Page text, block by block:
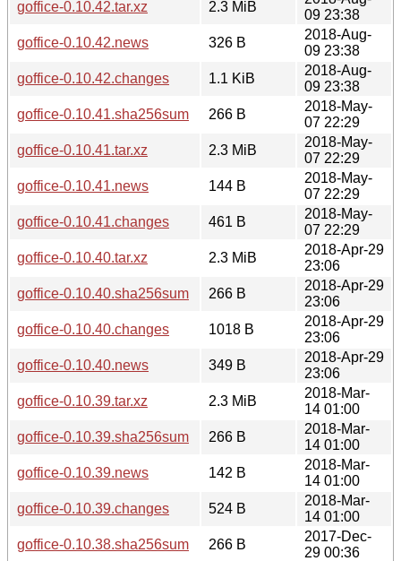
goffice-0.10.42.tar.xz 2.3 MiB
09 23:38
goffice-0.10.42.news
326 B
2018-Aug-
09 23:38
goffice-0.10.42.changes
1.1 KiB
2018-Aug-
09 23:38
goffice-0.10.41.sha256sum
266 B
2018-May-
07 22:29
goffice-0.10.41.tar.xz
2.3 MiB
2018-May-
07 22:29
goffice-0.10.41.news
144 B
2018-May-
07 22:29
goffice-0.10.41.changes
461 B
2018-May-
07 22:29
goffice-0.10.40.tar.xz
2.3 MiB
2018-Apr-29
23:06
goffice-0.10.40.sha256sum
266 B
2018-Apr-29
23:06
goffice-0.10.40.changes
1018 B
2018-Apr-29
23:06
goffice-0.10.40.news
349 B
2018-Apr-29
23:06
goffice-0.10.39.tar.xz
2.3 MiB
2018-Mar-
14 01:00
goffice-0.10.39.sha256sum
266 B
2018-Mar-
14 01:00
goffice-0.10.39.news
142 B
2018-Mar-
14 01:00
goffice-0.10.39.changes
524 B
2018-Mar-
14 01:00
goffice-0.10.38.sha256sum
266 B
2017-Dec-
29 00:36